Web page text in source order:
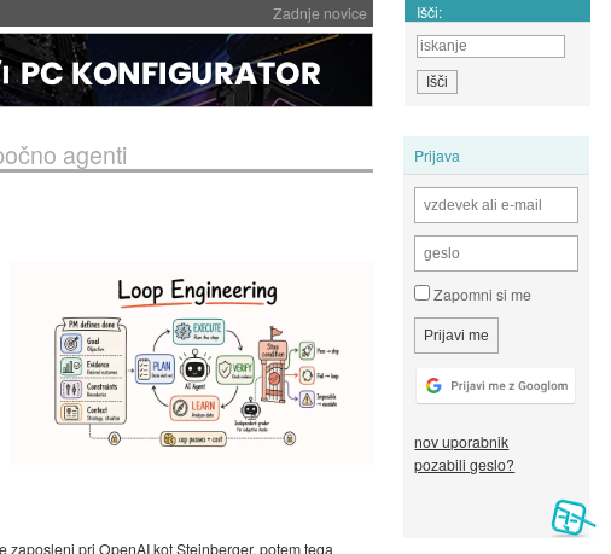
Zadnje novice Išči:
Prijava
Zapomni si me
nov uporabnik
pozabili geslo?
agenti
pri OpenAI kot Steinberger, potem tega